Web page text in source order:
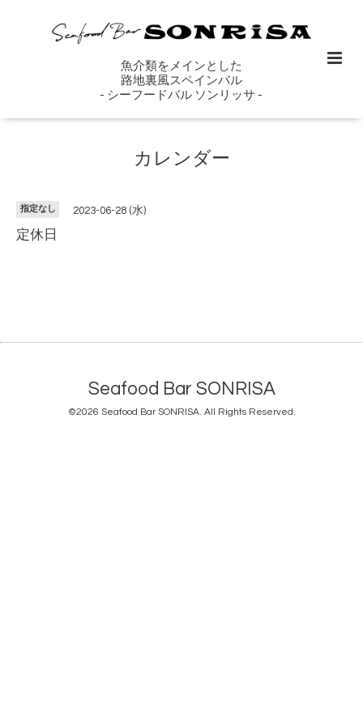
魚介類をメインとした
路地裏風スペインバル
- シーフードバル ソンリッサ -
カレンダー
指定なし 2023-06-28 (水)
定休日
Seafood Bar SONRISA
©2026 Seafood Bar SONRISA. All Rights Reserved.